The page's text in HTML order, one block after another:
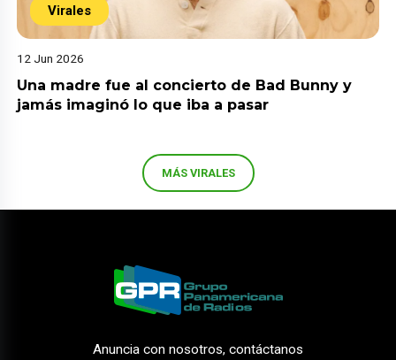
Virales
12 Jun 2026
Una madre fue al concierto de Bad Bunny y
jamás imaginó lo que iba a pasar
MÁS VIRALES
Anuncia con nosotros, contáctanos